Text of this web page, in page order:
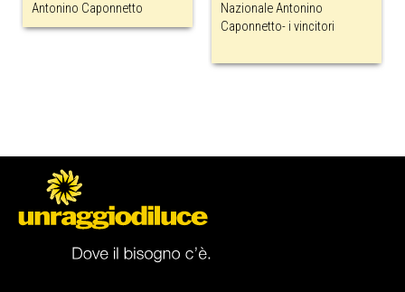
Antonino Caponnetto
Nazionale Antonino
Caponnetto- i vincitori